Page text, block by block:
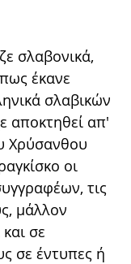
σλαβονικά,
έκανε
σλαβικών
αποκτηθεί απ'
Χρύσανθου
οι
τις
μάλλον
σε
σε έντυπες ή